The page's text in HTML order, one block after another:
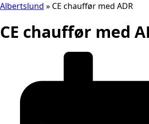
Albertslund » CE chauffør med ADR
CE chauffør med